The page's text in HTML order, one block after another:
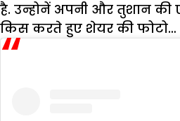
है. उन्होनें अपनी और तुशान की
किस करते हुए शेयर की फोटो…